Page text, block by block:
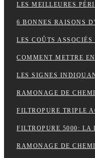
FILTROPURE 5000: LA